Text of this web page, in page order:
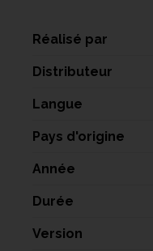
Réalisé par
Distributeur
Langue
Pays d'origine
Année
Durée
Version